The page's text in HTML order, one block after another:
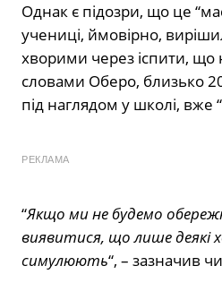
Однак є підозри, що це
учениці, ймовірно,
хворими через іспити, що
словами Оберо, близько
під наглядом у школі, вже
РЕКЛАМА
“Якщо ми не будемо
виявитися, що лише деякі
симулюють“, – зазначив